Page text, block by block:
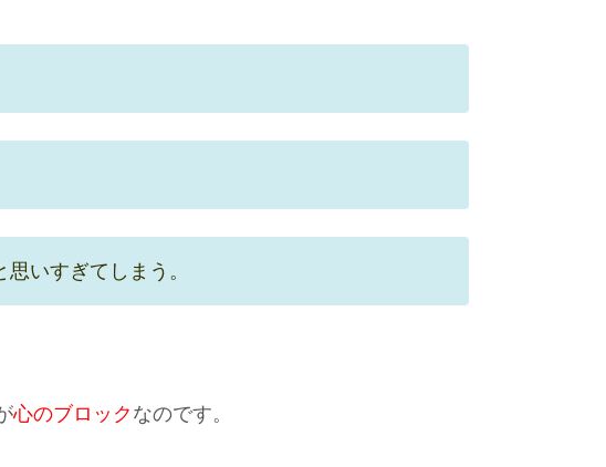
いすぎてしまう。
心のブロック なのです。